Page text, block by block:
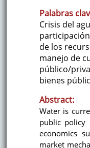
Palabras
Crisis del
de los
manejo de
público/
bienes
Abstract:
Water is
public policy
economics
market